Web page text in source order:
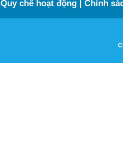
Quy chế hoạt động| Chính